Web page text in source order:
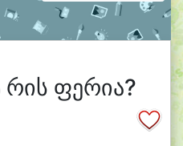
ფერია?